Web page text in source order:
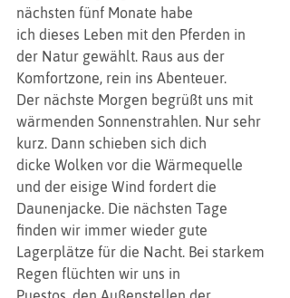
nächsten fünf Monate habe
ich dieses Leben mit den Pferden in
der Natur gewählt. Raus aus der
Komfortzone, rein ins Abenteuer.
Der nächste Morgen begrüßt uns mit
wärmenden Sonnenstrahlen. Nur sehr
kurz. Dann schieben sich dich
dicke Wolken vor die Wärmequelle
und der eisige Wind fordert die
Daunenjacke. Die nächsten Tage
finden wir immer wieder gute
Lagerplätze für die Nacht. Bei starkem
Regen flüchten wir uns in